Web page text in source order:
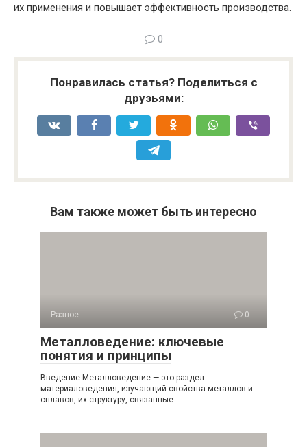
их применения и повышает эффективность производства.
0
Понравилась статья? Поделиться с
друзьями:
Вам также может быть интересно
Разное 0
Металловедение: ключевые
понятия и принципы
Введение Металловедение — это раздел
материаловедения, изучающий свойства металлов и
сплавов, их структуру, связанные